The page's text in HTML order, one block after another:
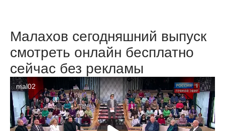
Малахов сегодняшний выпуск
смотреть онлайн бесплатно
сейчас без рекламы